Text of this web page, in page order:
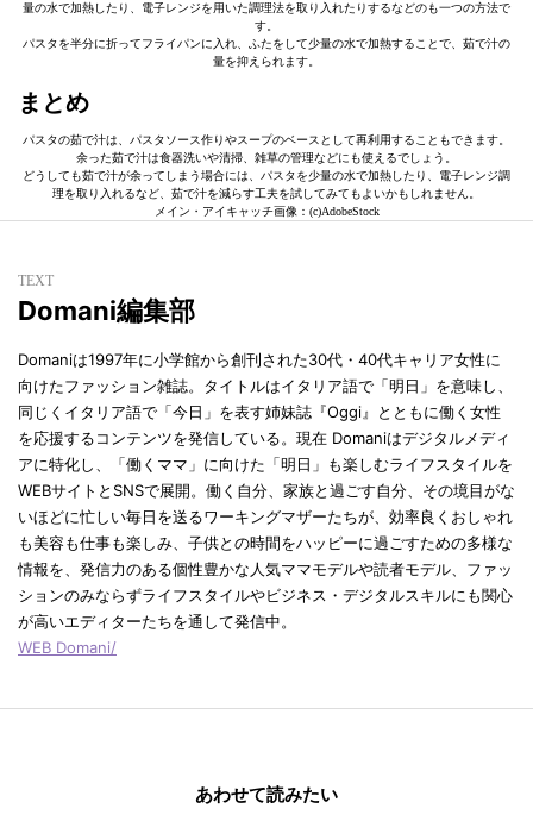
量の水で加熱したり、電子レンジを用いた調理法を取り入れたりするなどのも一つの方法で
す。
パスタを半分に折ってフライパンに入れ、ふたをして少量の水で加熱することで、茹で汁の
量を抑えられます。
まとめ
パスタの茹で汁は、パスタソース作りやスープのベースとして再利用することもできます。
余った茹で汁は食器洗いや清掃、雑草の管理などにも使えるでしょう。
どうしても茹で汁が余ってしまう場合には、パスタを少量の水で加熱したり、電子レンジ調
理を取り入れるなど、茹で汁を減らす工夫を試してみてもよいかもしれません。
メイン・アイキャッチ画像：(c)AdobeStock
TEXT
Domani編集部
Domaniは1997年に小学館から創刊された30代・40代キャリア女性に
向けたファッション雑誌。タイトルはイタリア語で「明日」を意味し、
同じくイタリア語で「今日」を表す姉妹誌『Oggi』とともに働く女性
を応援するコンテンツを発信している。現在 Domaniはデジタルメディ
アに特化し、「働くママ」に向けた「明日」も楽しむライフスタイルを
WEBサイトとSNSで展開。働く自分、家族と過ごす自分、その境目がな
いほどに忙しい毎日を送るワーキングマザーたちが、効率良くおしゃれ
も美容も仕事も楽しみ、子供との時間をハッピーに過ごすための多様な
情報を、発信力のある個性豊かな人気ママモデルや読者モデル、ファッ
ションのみならずライフスタイルやビジネス・デジタルスキルにも関心
が高いエディターたちを通して発信中。
WEB Domani/
あわせて読みたい